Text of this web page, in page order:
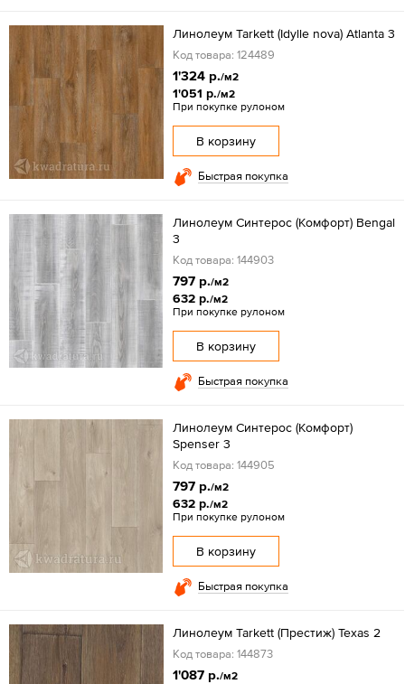
Линолеум Tarkett (Idylle nova) Atlanta 3
Код товара: 124489
1'324 р./м2
1'051 р./м2
При покупке рулоном
В корзину
Быстрая покупка
Линолеум Синтерос (Комфорт) Bengal
3
Код товара: 144903
797 р./м2
632 р./м2
При покупке рулоном
В корзину
Быстрая покупка
Линолеум Синтерос (Комфорт)
Spenser 3
Код товара: 144905
797 р./м2
632 р./м2
При покупке рулоном
В корзину
Быстрая покупка
Линолеум Tarkett (Престиж) Texas 2
Код товара: 144873
1'087 р./м2